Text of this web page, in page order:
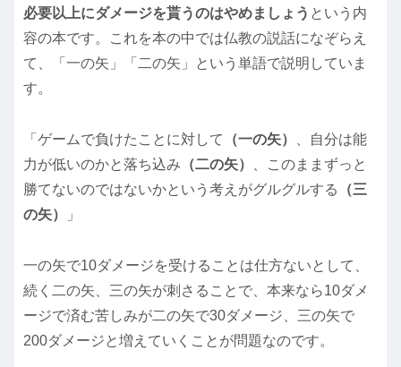
必要以上にダメージを貰うのはやめましょう という内
容の本です。これを本の中では仏教の説話になぞらえ
て、「一の矢」「二の矢」という単語で説明していま
す。
「ゲームで負けたことに対して （一の矢）
、自分は能
力が低いのかと落ち込み （二の矢）
、このままずっと
勝てないのではないかという考えがグルグルする
（三
の矢）
」
一の矢で10ダメージを受けることは仕方ないとして、
続く二の矢、三の矢が刺さることで、本来なら10ダメ
ージで済む苦しみが二の矢で30ダメージ、三の矢で
200ダメージと増えていくことが問題なのです。